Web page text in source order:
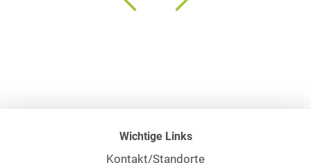
Wichtige Links
Kontakt/Standorte